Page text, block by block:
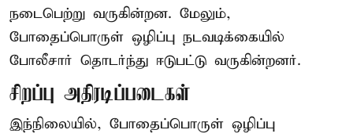
நடைபெற்று வருகின்றன. மேலும்,
போதைப்பொருள் ஒழிப்பு நடவடிக்கையில்
போலீசார் தொடர்ந்து ஈடுபட்டு வருகின்றனர்.
சிறப்பு அதிரடிப்படைகள்
இந்நிலையில், போதைப்பொருள் ஒழிப்பு